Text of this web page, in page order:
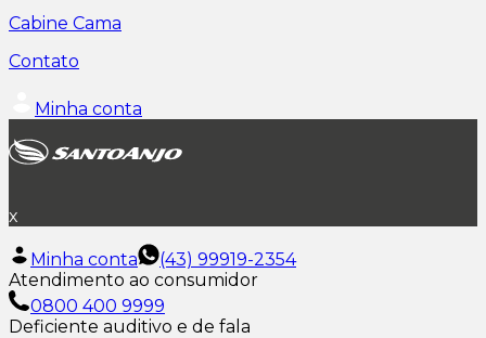
Cabine Cama
Contato
Minha conta
x
Minha conta
(43) 99919-2354
Atendimento ao consumidor
0800 400 9999
Deficiente auditivo e de fala